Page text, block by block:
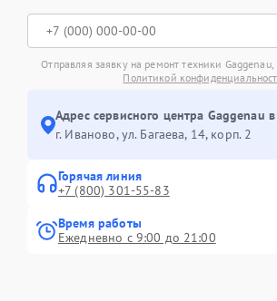
Отправляя заявку на ремонт техники Gaggenau,
Политикой
Адрес сервисного центра Gaggenau
г. Иваново, ул. Багаева, 14, корп. 2
Горячая линия
+7 (800) 301-55-83
Время работы
Ежедневно с 9:00 до 21:00